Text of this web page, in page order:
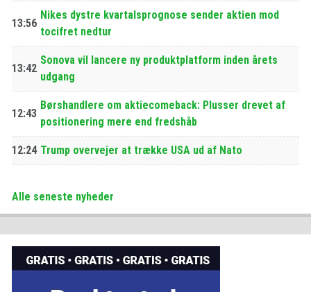
13:56
Nikes dystre kvartalsprognose sender aktien mod
tocifret nedtur
13:42
Sonova vil lancere ny produktplatform inden årets
udgang
12:43
Børshandlere om aktiecomeback: Plusser drevet af
positionering mere end fredshåb
12:24 Trump overvejer at trække USA ud af Nato
Alle seneste nyheder